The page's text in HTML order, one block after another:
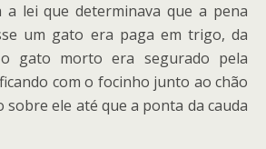
a lei que determinava que a pena
um gato era paga em trigo, da
gato morto era segurado pela
com o focinho junto ao chão
ele até que a ponta da cauda